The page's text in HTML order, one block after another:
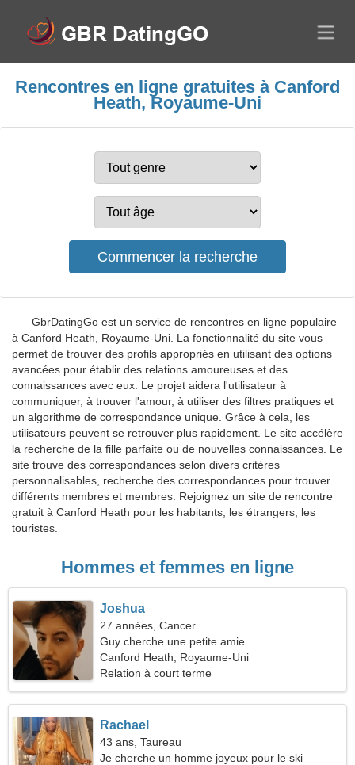
Rencontres en ligne gratuites à Canford
Heath, Royaume-Uni
GbrDatingGo est un service de rencontres en ligne populaire
à Canford Heath, Royaume-Uni. La fonctionnalité du site vous
permet de trouver des profils appropriés en utilisant des options
avancées pour établir des relations amoureuses et des
connaissances avec eux. Le projet aidera l'utilisateur à
communiquer, à trouver l'amour, à utiliser des filtres pratiques et
un algorithme de correspondance unique. Grâce à cela, les
utilisateurs peuvent se retrouver plus rapidement. Le site accélère
la recherche de la fille parfaite ou de nouvelles connaissances. Le
site trouve des correspondances selon divers critères
personnalisables, recherche des correspondances pour trouver
différents membres et membres. Rejoignez un site de rencontre
gratuit à Canford Heath pour les habitants, les étrangers, les
touristes.
Hommes et femmes en ligne
Joshua
27 années, Cancer
Guy cherche une petite amie
Canford Heath, Royaume-Uni
Relation à court terme
Rachael
43 ans, Taureau
Je cherche un homme joyeux pour le ski